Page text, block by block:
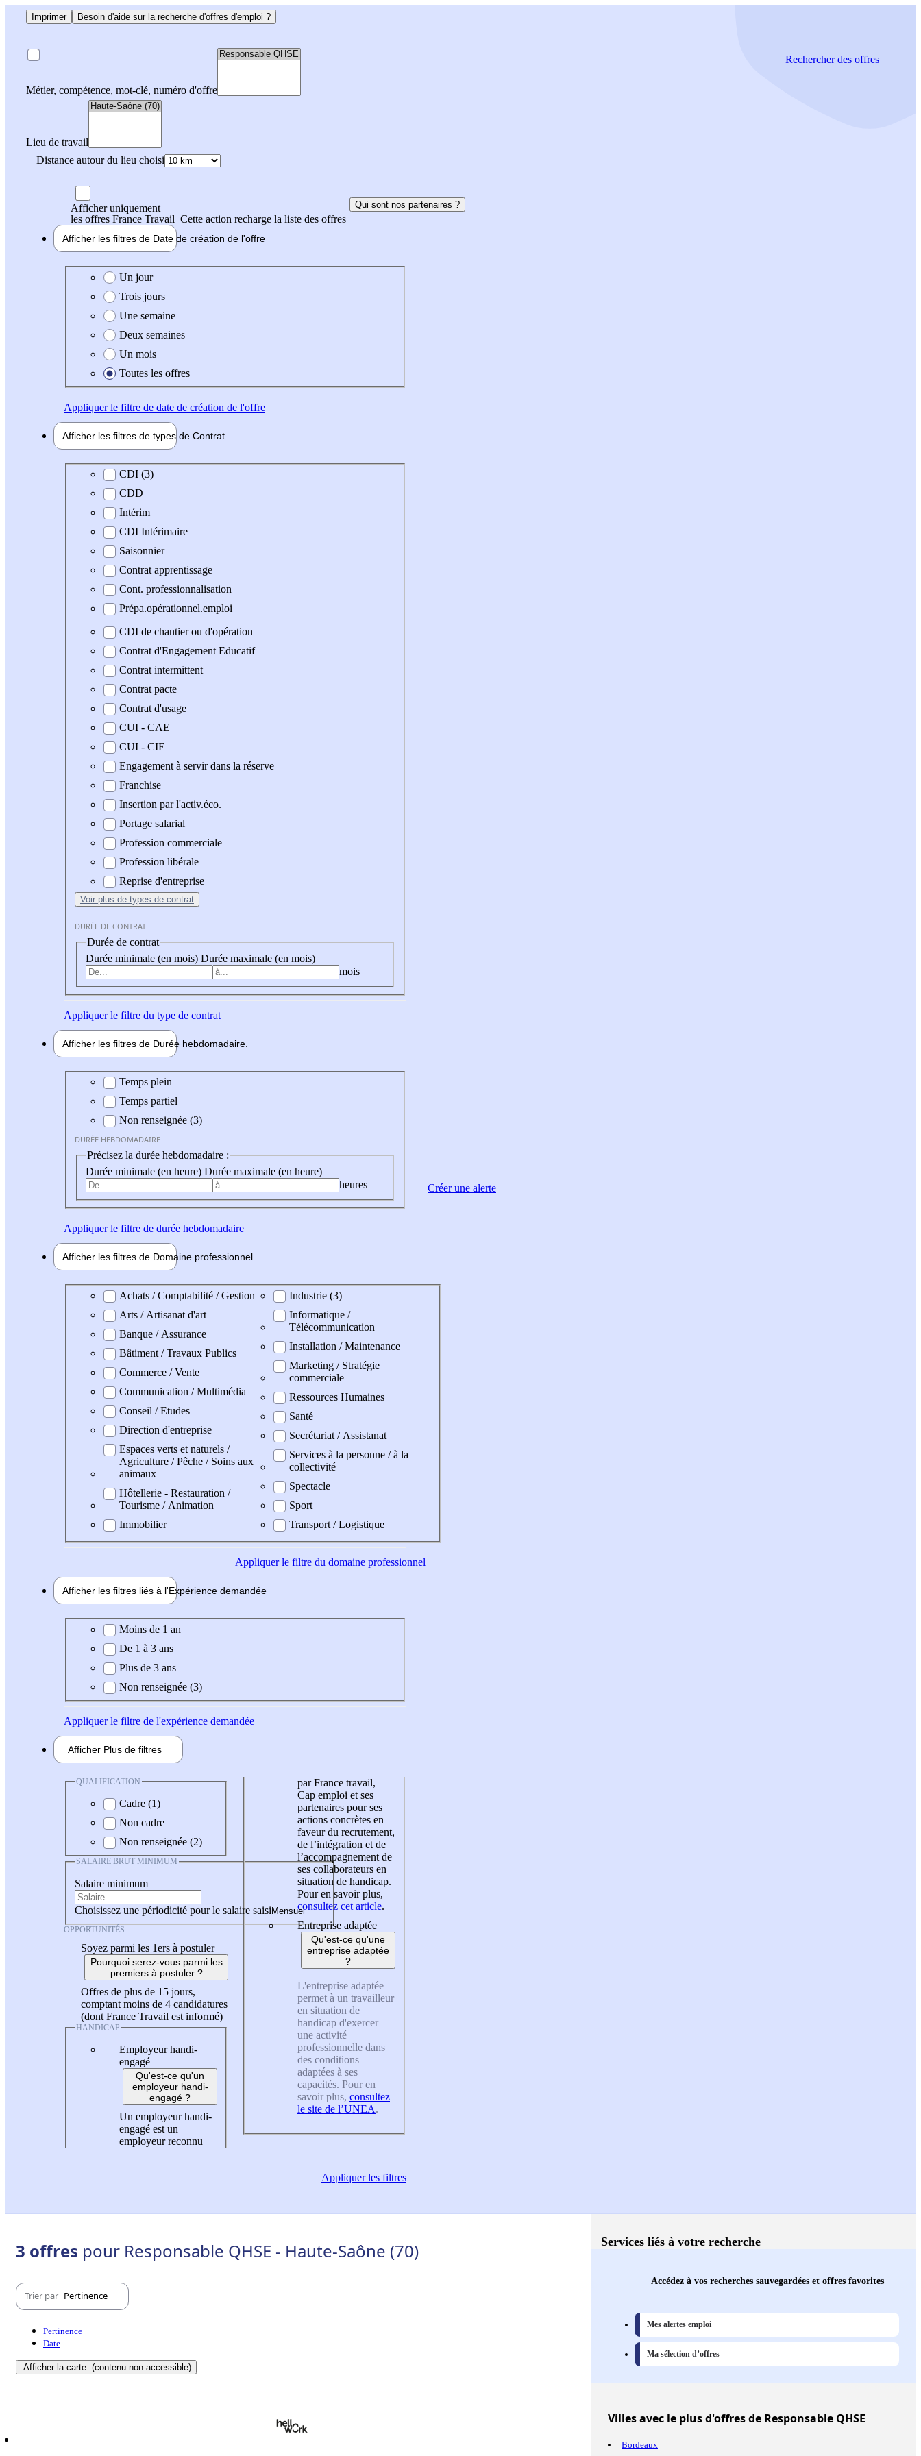
Imprimer Besoin d'aide sur la recherche d'offres d'emploi ?
Métier, compétence, mot-clé, numéro d'offre
Lieu de travail
Distance autour du lieu choisi
Rechercherdes offres
Afficher uniquement
les offres France Travail Cette action recharge la liste des offres
Qui sont nos partenaires ?
Afficher les filtres de Date de création de l'offre
Date de création de l'offre
Un jour
Trois jours
Une semaine
Deux semaines
Un mois
Toutes les offres
Appliquerle filtre de date de création de l'offre
Afficher les filtres de types de Contrat
Type de contrat
CDI (3)
CDD
Intérim
CDI Intérimaire
Saisonnier
Contrat apprentissage
Cont. professionnalisation
Prépa.opérationnel.emploi
CDI de chantier ou d'opération
Contrat d'Engagement Educatif
Contrat intermittent
Contrat pacte
Contrat d'usage
CUI - CAE
CUI - CIE
Engagement à servir dans la réserve
Franchise
Insertion par l'activ.éco.
Portage salarial
Profession commerciale
Profession libérale
Reprise d'entreprise
Voir plus de types de contrat
DURÉE DE CONTRAT
Durée de contrat
Durée minimale (en mois) Durée maximale (en mois)
mois
Appliquerle filtre du type de contrat
Afficher les filtres de Durée hebdomadaire
Durée hebdomadaire
Temps plein
Temps partiel
Non renseignée (3)
DURÉE HEBDOMADAIRE
Précisez la durée hebdomadaire :
Durée minimale (en heure) Durée maximale (en heure)
heures
Appliquerle filtre de durée hebdomadaire
Afficher les filtres de Domaine professionnel
Domaine professionel
Achats / Comptabilité / Gestion
Arts / Artisanat d'art
Banque / Assurance
Bâtiment / Travaux Publics
Commerce / Vente
Communication / Multimédia
Conseil / Etudes
Direction d'entreprise
Espaces verts et naturels /
Agriculture / Pêche / Soins aux
animaux
Hôtellerie - Restauration /
Tourisme / Animation
Immobilier
Industrie (3)
Informatique /
Télécommunication
Installation / Maintenance
Marketing / Stratégie
commerciale
Ressources Humaines
Santé
Secrétariat / Assistanat
Services à la personne / à la
collectivité
Spectacle
Sport
Transport / Logistique
Appliquerle filtre du domaine professionnel
Afficher les filtres liés à l'Expérience demandée
Expérience demandée
Moins de 1 an
De 1 à 3 ans
Plus de 3 ans
Non renseignée (3)
Appliquerle filtre de l'expérience demandée
Afficher Plus de filtres
QUALIFICATION
Cadre (1)
Non cadre
Non renseignée (2)
SALAIRE BRUT MINIMUM
Salaire minimum
Choisissez une périodicité pour le salaire saisi
OPPORTUNITÉS
Soyez parmi les 1ers à postuler
Pourquoi serez-vous parmi les
premiers à postuler ?
Offres de plus de 15 jours,
comptant moins de 4 candidatures
(dont France Travail est informé)
HANDICAP
Employeur handi-
engagé
Qu'est-ce qu'un
employeur handi-
engagé ?
Un employeur handi-
engagé est un
employeur reconnu
par France travail,
Cap emploi et ses
partenaires pour ses
actions concrètes en
faveur du recrutement,
de l’intégration et de
l’accompagnement de
ses collaborateurs en
situation de handicap.
Pour en savoir plus,
consultez cet article.
Entreprise adaptée
Qu'est-ce qu'une
entreprise adaptée
?
L'entreprise adaptée
permet à un travailleur
en situation de
handicap d'exercer
une activité
professionnelle dans
des conditions
adaptées à ses
capacités. Pour en
savoir plus, consultez
le site de l’UNEA.
Appliquerles filtres
Créer une alerte
3 offres pour Responsable QHSE - Haute-Saône (70)
Trier par Pertinence
Pertinence
Date
Afficher la carte (contenu non-accessible)
Services liés à votre recherche
Accédez à vos recherches sauvegardées et offres favorites
Mes alertes emploi
Ma sélection d’offres
Villesavec le plus d'offres de Responsable QHSE
Bordeaux